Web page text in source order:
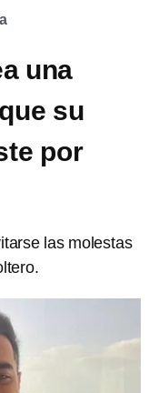
una
su
por
las molestas